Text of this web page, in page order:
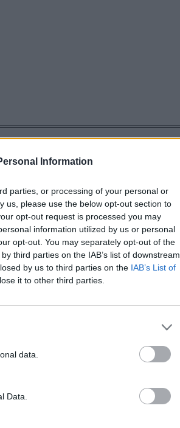
Information
parties, or processing of your personal or
us, please use the below opt-out section to
opt-out request is processed you may
information utilized by us or personal
opt-out. You may separately opt-out of the
third parties on the IAB’s list of downstream
by us to third parties on the IAB’s List of
it to other third parties.
data.
Data.